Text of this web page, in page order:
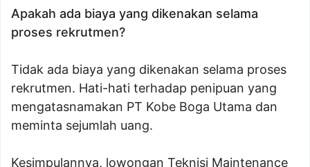
Apakah ada biaya yang dikenakan selama
proses rekrutmen?
Tidak ada biaya yang dikenakan selama proses
rekrutmen. Hati-hati terhadap penipuan yang
mengatasnamakan PT Kobe Boga Utama dan
meminta sejumlah uang.
Kesimpulannya, lowongan Teknisi Maintenance